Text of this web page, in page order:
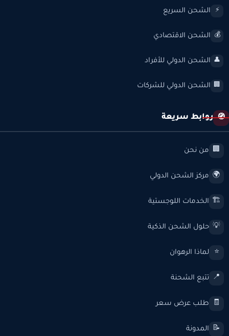
⚡ الشحن السريع
💰 الشحن الاقتصادي
👤 الشحن الدولي للأفراد
🏢 الشحن الدولي للشركات
🧭 روابط سريعة
🏢 من نحن
🌍 مركز الشحن الدولي
🏗️ الخدمات اللوجستية
💡 حلول الشحن الذكية
⭐ لماذا الرهوان
📍 تتبع الشحنة
🧾 طلب عرض سعر
📝 المدونة